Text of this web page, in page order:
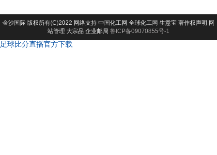
金沙国际 版权所有(C)2022 网络支持 中国化工网 全球化工网 生意宝 著作权声明 网
站管理 大宗品 企业邮局 鲁ICP备09070855号-1
足球比分直播官方下载